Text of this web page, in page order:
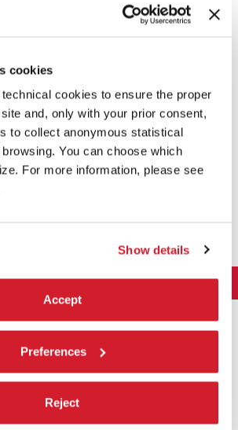
cookies
cookies to ensure the proper
and, only with your prior consent,
to collect anonymous statistical
You can choose which
For more information, please see
Show details
Accept
Preferences
Reject
vive e lavora a Berlino
vive e lavora a Parigi
vive e lavora a Londra
SCOPRI TUTTI GLI ARTISTI
/ La squadra di Koyo Kouoh
(procedura)